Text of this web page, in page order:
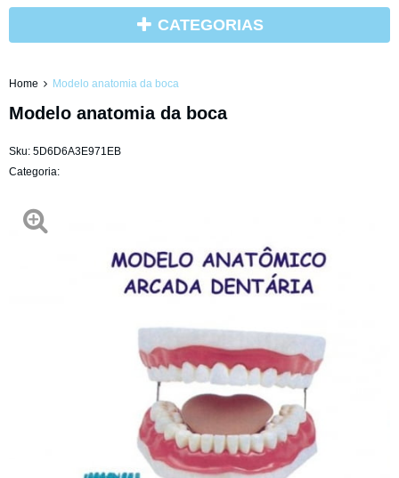
CATEGORIAS
Home Modelo anatomia da boca
Modelo anatomia da boca
Sku: 5D6D6A3E971EB
Categoria: